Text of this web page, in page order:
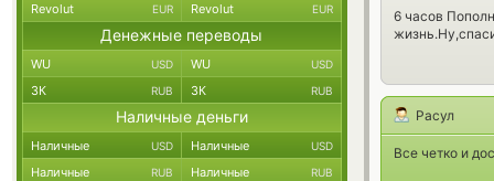
6 часов
Расул
Все четко и
Revolut EUR Revolut EUR
Денежные переводы
WU USD WU USD
ЗК RUB ЗК RUB
Наличные деньги
Наличные USD Наличные USD
Наличные RUB Наличные RUB